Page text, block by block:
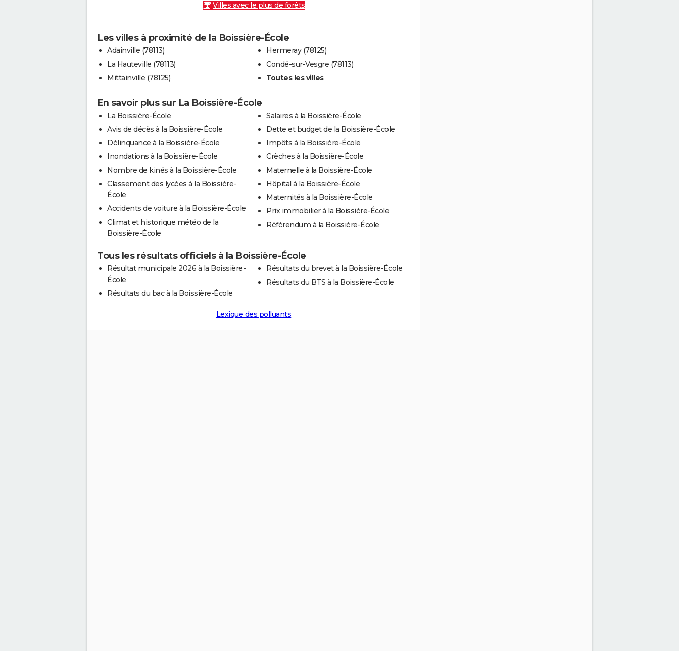
Villes avec le plus de forêts
Les villes à proximité de la Boissière-École
Adainville (78113)
La Hauteville (78113)
Mittainville (78125)
Hermeray (78125)
Condé-sur-Vesgre (78113)
Toutes les villes
En savoir plus sur La Boissière-École
La Boissière-École
Avis de décès à la Boissière-École
Délinquance à la Boissière-École
Inondations à la Boissière-École
Nombre de kinés à la Boissière-École
Classement des lycées à la Boissière-
École
Accidents de voiture à la Boissière-École
Climat et historique météo de la
Boissière-École
Salaires à la Boissière-École
Dette et budget de la Boissière-École
Impôts à la Boissière-École
Crèches à la Boissière-École
Maternelle à la Boissière-École
Hôpital à la Boissière-École
Maternités à la Boissière-École
Prix immobilier à la Boissière-École
Référendum à la Boissière-École
Tous les résultats officiels à la Boissière-École
Résultat municipale 2026 à la Boissière-
École
Résultats du bac à la Boissière-École
Résultats du brevet à la Boissière-École
Résultats du BTS à la Boissière-École
Lexique des polluants